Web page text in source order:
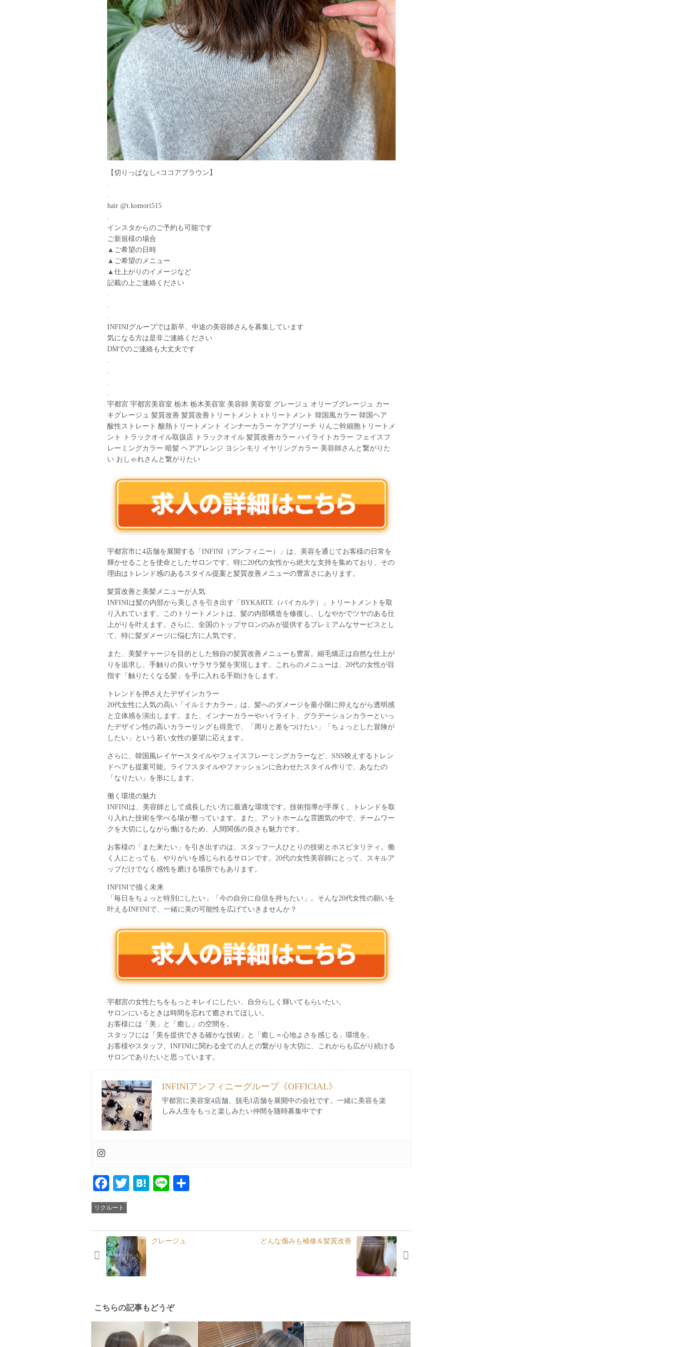
【切りっぱなし×ココアブラウン】
.
.
hair @t.komori515
.
インスタからのご予約も可能です︎
ご新規様の場合
▲ご希望の日時
▲ご希望のメニュー
▲仕上がりのイメージなど
記載の上ご連絡ください
.
.
.
INFINIグループでは新卒、中途の美容師さんを募集しています︎
気になる方は是非ご連絡ください
DMでのご連絡も大丈夫です︎
.
.
.
.
宇都宮 宇都宮美容室 栃木 栃木美容室 美容師 美容室 グレージュ オリーブグレージュ カー
キグレージュ 髪質改善 髪質改善トリートメント xトリートメント 韓国風カラー 韓国ヘア
酸性ストレート 酸熱トリートメント インナーカラー ケアブリーチ りんご幹細胞トリートメ
ント トラックオイル取扱店 トラックオイル 髪質改善カラー ハイライトカラー フェイスフ
レーミングカラー 暗髪 ヘアアレンジ ヨシンモリ イヤリングカラー 美容師さんと繋がりた
い おしゃれさんと繋がりたい
宇都宮市に4店舗を展開する「INFINI（アンフィニー）」は、美容を通じてお客様の日常を
輝かせることを使命としたサロンです。特に20代の女性から絶大な支持を集めており、その
理由はトレンド感のあるスタイル提案と髪質改善メニューの豊富さにあります。
髪質改善と美髪メニューが人気
INFINIは髪の内部から美しさを引き出す「BYKARTE（バイカルテ）」トリートメントを取
り入れています。このトリートメントは、髪の内部構造を修復し、しなやかでツヤのある仕
上がりを叶えます。さらに、全国のトップサロンのみが提供するプレミアムなサービスとし
て、特に髪ダメージに悩む方に人気です。
また、美髪チャージを目的とした独自の髪質改善メニューも豊富。縮毛矯正は自然な仕上が
りを追求し、手触りの良いサラサラ髪を実現します。これらのメニューは、20代の女性が目
指す「触りたくなる髪」を手に入れる手助けをします。
トレンドを押さえたデザインカラー
20代女性に人気の高い「イルミナカラー」は、髪へのダメージを最小限に抑えながら透明感
と立体感を演出します。また、インナーカラーやハイライト、グラデーションカラーといっ
たデザイン性の高いカラーリングも得意で、「周りと差をつけたい」「ちょっとした冒険が
したい」という若い女性の要望に応えます。
さらに、韓国風レイヤースタイルやフェイスフレーミングカラーなど、SNS映えするトレン
ドヘアも提案可能。ライフスタイルやファッションに合わせたスタイル作りで、あなたの
「なりたい」を形にします。
働く環境の魅力
INFINIは、美容師として成長したい方に最適な環境です。技術指導が手厚く、トレンドを取
り入れた技術を学べる場が整っています。また、アットホームな雰囲気の中で、チームワー
クを大切にしながら働けるため、人間関係の良さも魅力です。
お客様の「また来たい」を引き出すのは、スタッフ一人ひとりの技術とホスピタリティ。働
く人にとっても、やりがいを感じられるサロンです。20代の女性美容師にとって、スキルア
ップだけでなく感性を磨ける場所でもあります。
INFINIで描く未来
「毎日をちょっと特別にしたい」「今の自分に自信を持ちたい」。そんな20代女性の願いを
叶えるINFINIで、一緒に美の可能性を広げていきませんか？
宇都宮の女性たちをもっとキレイにしたい、自分らしく輝いてもらいたい。
サロンにいるときは時間を忘れて癒されてほしい。
お客様には「美」と「癒し」の空間を。
スタッフには「美を提供できる確かな技術」と「癒し＝心地よさを感じる」環境を。
お客様やスタッフ、INFINIに関わる全ての人との繋がりを大切に、これからも広がり続ける
サロンでありたいと思っています。
INFINIアンフィニーグループ《OFFICIAL》
宇都宮に美容室4店舗、脱毛1店舗を展開中の会社です。一緒に美容を楽
しみ人生をもっと楽しみたい仲間を随時募集中です
Facebook
TwitterHatena
Line
リクルート
グレージュ どんな傷みも補修＆髪質改善
こちらの記事もどうぞ